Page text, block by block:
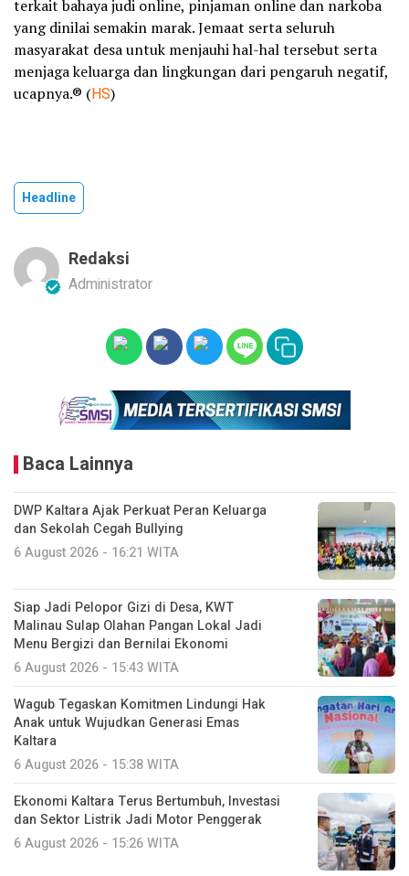
terkait bahaya judi online, pinjaman online dan narkoba
yang dinilai semakin marak. Jemaat serta seluruh
masyarakat desa untuk menjauhi hal-hal tersebut serta
menjaga keluarga dan lingkungan dari pengaruh negatif,
ucapnya.® (HS)
Headline
Redaksi
Administrator
Baca Lainnya
DWP Kaltara Ajak Perkuat Peran Keluarga
dan Sekolah Cegah Bullying
6 August 2026 - 16:21 WITA
Siap Jadi Pelopor Gizi di Desa, KWT
Malinau Sulap Olahan Pangan Lokal Jadi
Menu Bergizi dan Bernilai Ekonomi
6 August 2026 - 15:43 WITA
Wagub Tegaskan Komitmen Lindungi Hak
Anak untuk Wujudkan Generasi Emas
Kaltara
6 August 2026 - 15:38 WITA
Ekonomi Kaltara Terus Bertumbuh, Investasi
dan Sektor Listrik Jadi Motor Penggerak
6 August 2026 - 15:26 WITA